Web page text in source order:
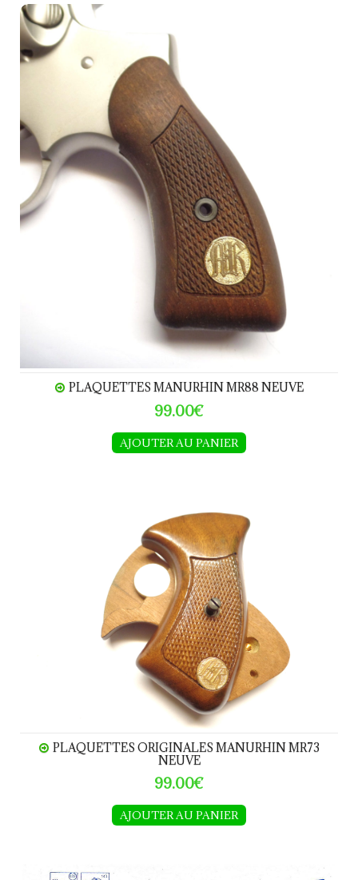
PLAQUETTES MANURHIN MR88 NEUVE
PLAQUETTES MANURHIN MR88 NEUVE
99.00€
AJOUTER AU PANIER
PLAQUETTES ORIGINALES MANURHIN MR73
NEUVE
99.00€
AJOUTER AU PANIER
Manurhin MR73 calibre 38SP - 357 Magnum Pièces